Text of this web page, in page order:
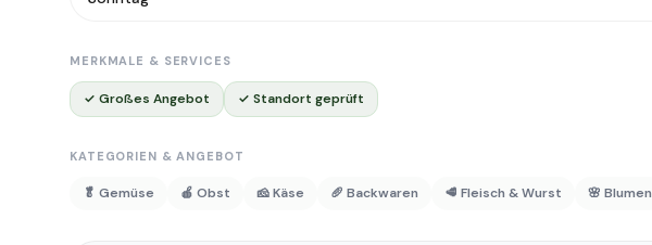
MERKMALE & SERVICES
✓ Großes Angebot ✓ Standort geprüft
KATEGORIEN & ANGEBOT
🥬 Gemüse 🍎 Obst 🧀 Käse 🥖 Backwaren 🥩 Fleisch & Wurst 🌸 Blumen